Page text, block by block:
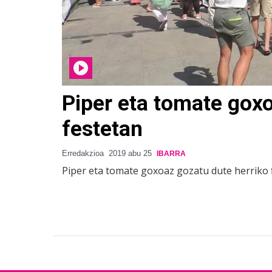
Piper eta tomate
festetan
Erredakzioa 2019 abu 25 IBARRA
Piper eta tomate goxoaz gozatu dute herriko